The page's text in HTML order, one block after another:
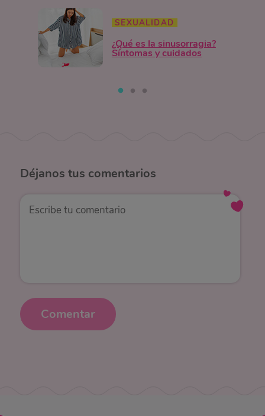
SEXUALIDAD
¿Qué es la sinusorragia?
Síntomas y cuidados
Déjanos tus comentarios
Comentar